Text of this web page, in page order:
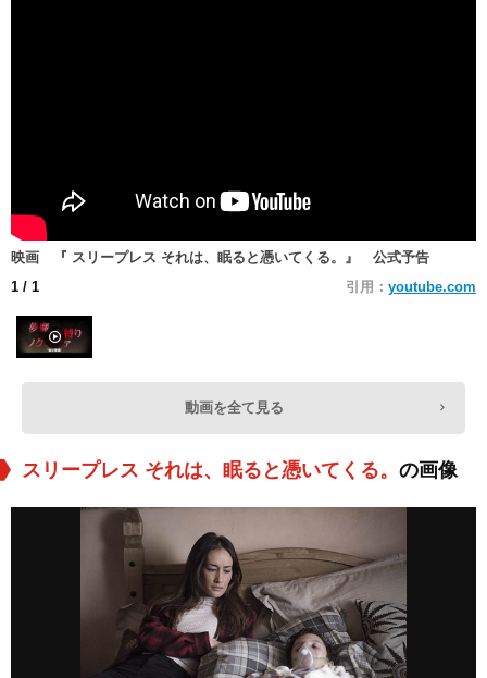
映画 『 スリープレス それは、眠ると憑いてくる。』 公式予告
1 / 1 引用： youtube.com
動画を全て見る
スリープレス それは、眠ると憑いてくる。 の画像